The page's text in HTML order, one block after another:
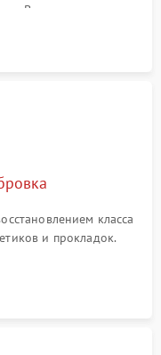
Восстановление
элементов
класса
и прокладок.
по эталонному
температур.